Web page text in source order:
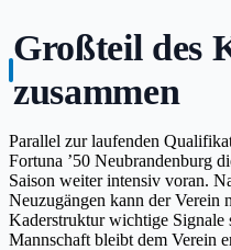
Großteil des
zusammen
Parallel zur laufenden
Fortuna ’50 Neubrandenburg
Saison weiter intensiv voran.
Neuzugängen kann der Verein
Kaderstruktur wichtige Signale
Mannschaft bleibt dem Verein